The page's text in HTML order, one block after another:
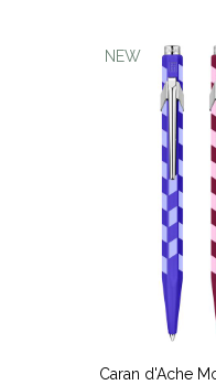
NEW
Caran d'Ache